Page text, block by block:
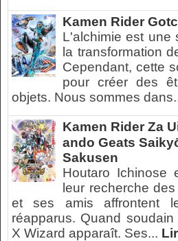
Kamen Rider
L'alchimie est une
la transformation
Cependant, cette
pour créer des
objets. Nous sommes
Kamen Rider Za
ando Geats
Sakusen
Houtaro Ichinose
leur recherche
et ses amis affrontent
réapparus. Quand
X Wizard apparaît. Ses...